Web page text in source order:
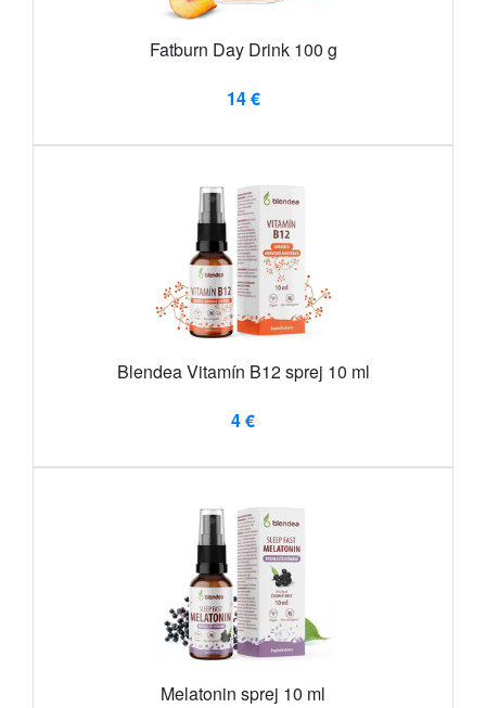
Fatburn Day Drink 100 g
14 €
Blendea Vitamín B12 sprej 10 ml
4 €
Melatonin sprej 10 ml